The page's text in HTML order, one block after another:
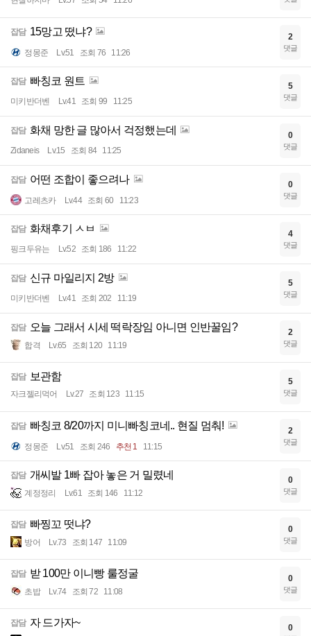
잡담 15망고 떴냐?
정몽준 Lv.51 조회 76 11:26
2
댓글
잡담 빠칭코 원트
미키반더벤 Lv.41 조회 99 11:25
5
댓글
잡담 화채 망한 글 많아서 걱정했는데
Zidaneis Lv.15 조회 84 11:25
0
댓글
잡담 어떤 조합이 좋으려나
고레츠카 Lv.44 조회 60 11:23
0
댓글
잡담 화채후기 ㅅㅂ
핑크두유는 Lv.52 조회 186 11:22
4
댓글
잡담 신규 마일리지 2방
미키반더벤 Lv.41 조회 202 11:19
5
댓글
잡담 오늘 그래서 시세 떡락장임 아니면 인반꿀임?
합격 Lv.65 조회 120 11:19
2
댓글
잡담 보관함
자크젤리먹어 Lv.27 조회 123 11:15
5
댓글
잡담 빠칭코 8/20까지 미니빠칭코네.. 현질 멈춰!
정몽준 Lv.51 조회 246 추천 1 11:15
2
댓글
잡담 개씨발 1빠 잡아 놓은 거 밀렸네
계정정리 Lv.61 조회 146 11:12
0
댓글
잡담 빠찡꼬 떳냐?
방어 Lv.73 조회 147 11:09
0
댓글
잡담 받 100만 이니빵 룰정굴
초밥 Lv.74 조회 72 11:08
0
댓글
잡담 자 드가자~ 0